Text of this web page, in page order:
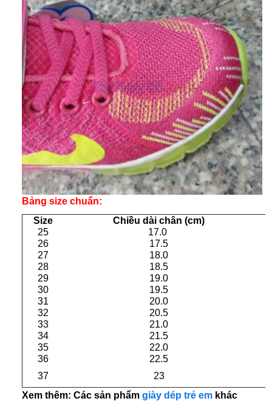
Bảng size chuẩn:
Size
Chiều dài chân (cm)
25
17.0
26
17.5
27
18.0
28
18.5
29
19.0
30
19.5
31
20.0
32
20.5
33
21.0
34
21.5
35
22.0
36
22.5
37
23
Xem thêm: Các sản phẩmgiày dép trẻ em khác